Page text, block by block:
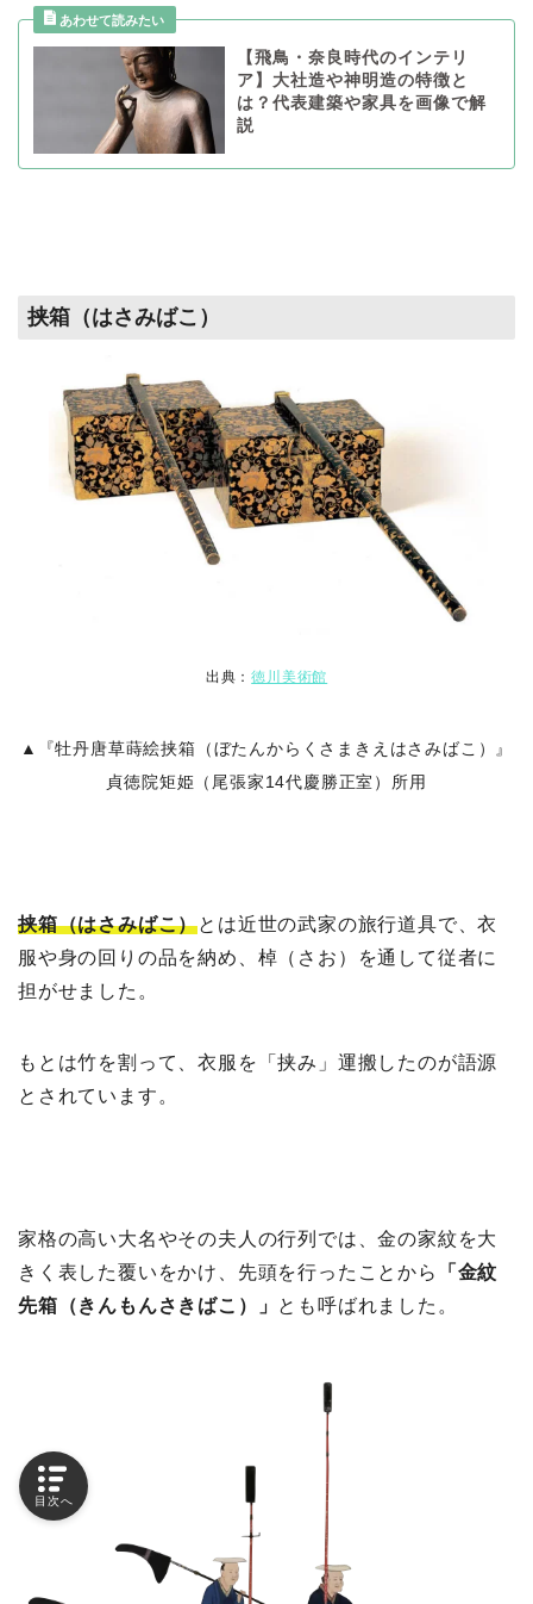
【飛鳥・奈良時代のインテリ
ア】大社造や神明造の特徴と
は？代表建築や家具を画像で解
説
挟箱（はさみばこ）
出典：徳川美術館
▲『牡丹唐草蒔絵挟箱（ぼたんからくさまきえはさみばこ）』
貞徳院矩姫（尾張家14代慶勝正室）所用
挟箱（はさみばこ）とは近世の武家の旅行道具で、衣
服や身の回りの品を納め、棹（さお）を通して従者に
担がせました。
もとは竹を割って、衣服を「挟み」運搬したのが語源
とされています。
家格の高い大名やその夫人の行列では、金の家紋を大
きく表した覆いをかけ、先頭を行ったことから
「金紋
先箱（きんもんさきばこ）」 とも呼ばれました。
目次へ